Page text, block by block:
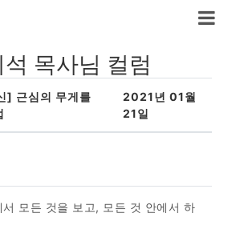
석 목사님 컬럼
] 근심의 무게를
2021년 01월
21일
서 모든 것을 보고, 모든 것 안에서 하